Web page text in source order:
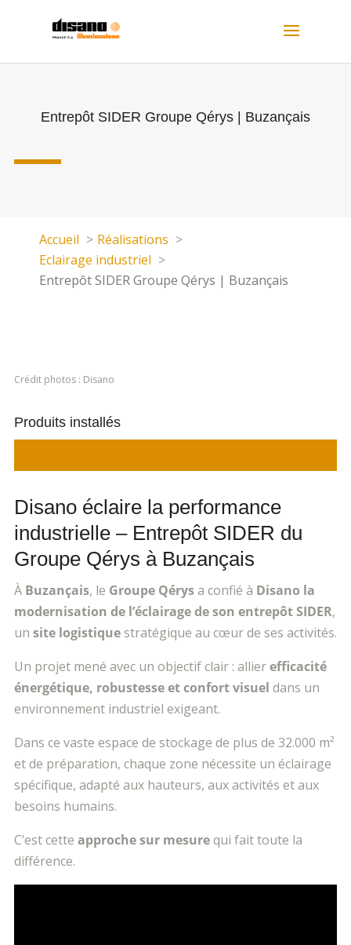
Entrepôt SIDER Groupe Qérys | Buzançais
Accueil
Réalisations
Eclairage industriel
Entrepôt SIDER Groupe Qérys | Buzançais
Crédit photos : Disano
Produits installés
Disano éclaire la performance
industrielle – Entrepôt SIDER du
Groupe Qérys à Buzançais
À Buzançais, le Groupe Qérysa confié à Disano la
modernisation de l’éclairage de son entrepôt SIDER,
un site logistiquestratégique au cœur de ses activités.
Un projet mené avec un objectif clair : allierefficacité
énergétique, robustesse et confort visuel dans un
environnement industriel exigeant.
Dans ce vaste espace de stockage de plus de 32.000 m²
et de préparation, chaque zone nécessite un éclairage
spécifique, adapté aux hauteurs, aux activités et aux
besoins humains.
C’est cette approche sur mesurequi fait toute la
différence.